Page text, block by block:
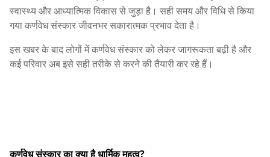
स्वास्थ्य और आध्यात्मिक विकास से जुड़ा है। सही समय और विधि से किया
गया कर्णवेध संस्कार जीवनभर सकारात्मक प्रभाव देता है।
इस खबर के बाद लोगों में कर्णवेध संस्कार को लेकर जागरूकता बढ़ी है और
कई परिवार अब इसे सही तरीके से करने की तैयारी कर रहे हैं।
कर्णवेध संस्कार का क्या है धार्मिक महत्व?